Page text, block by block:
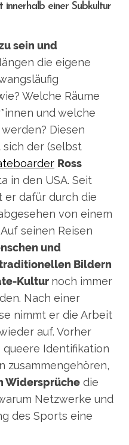
innerhalb einer Subkultur
sein und
die eigene
Welche Räume
und welche
Diesen
sich der (selbst
Ross
in den USA. Seit
er dafür durch die
von einem
seinen Reisen
und
Bildern
Kultur noch immer
Nach einer
nimmt er die Arbeit
auf. Vorher
queere Identifikation
zusammengehören,
Widersprüchedie
Netzwerke und
des Sports eine